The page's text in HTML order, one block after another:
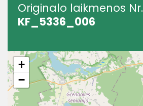
Originalo laikmenos Nr.
KF_5336_006
+
−